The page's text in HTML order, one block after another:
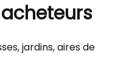
jardins, aires de